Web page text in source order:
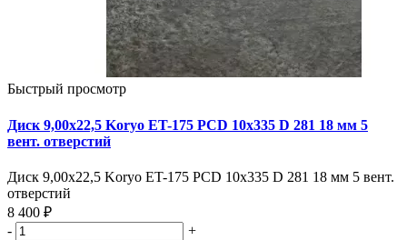
Быстрый просмотр
Диск 9,00х22,5 Koryo ET-175 PCD 10x335 D 281 18 мм 5
вент. отверстий
Диск 9,00х22,5 Koryo ET-175 PCD 10x335 D 281 18 мм 5 вент.
отверстий
8 400 ₽
-
+